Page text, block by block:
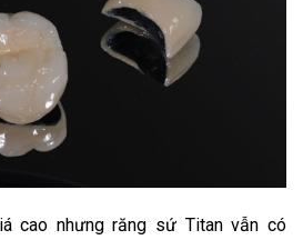
cao nhưng răng sứ Titan vẫn có